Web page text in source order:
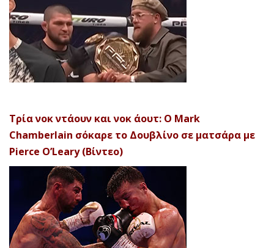
Τρία νοκ ντάουν και νοκ άουτ: Ο Mark
Chamberlain σόκαρε το Δουβλίνο σε ματσάρα με
Pierce O’Leary (Βίντεο)